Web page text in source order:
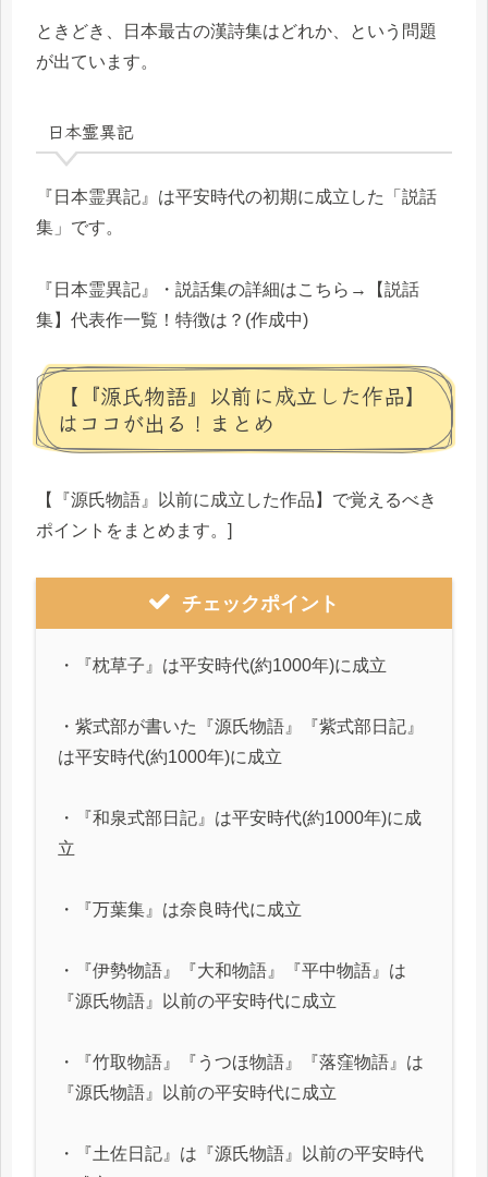
ときどき、日本最古の漢詩集はどれか、という問題
が出ています。
日本霊異記
『日本霊異記』は平安時代の初期に成立した「説話
集」です。
『日本霊異記』・説話集の詳細はこちら→【説話
集】代表作一覧！特徴は？(作成中)
【『源氏物語』以前に成立した作品】
はココが出る！まとめ
【『源氏物語』以前に成立した作品】で覚えるべき
ポイントをまとめます。]
チェックポイント
・『枕草子』は平安時代(約1000年)に成立
・紫式部が書いた『源氏物語』『紫式部日記』
は平安時代(約1000年)に成立
・『和泉式部日記』は平安時代(約1000年)に成
立
・『万葉集』は奈良時代に成立
・『伊勢物語』『大和物語』『平中物語』は
『源氏物語』以前の平安時代に成立
・『竹取物語』『うつほ物語』『落窪物語』は
『源氏物語』以前の平安時代に成立
・『土佐日記』は『源氏物語』以前の平安時代